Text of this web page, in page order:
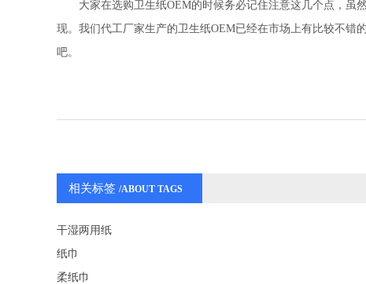
大家在选购卫生纸OEM的时候务必记住注意这几个点，虽然
现。我们代工厂家生产的卫生纸OEM已经在市场上有比较不错
吧。
相关标签 /ABOUT TAGS
干湿两用纸
纸巾
柔纸巾